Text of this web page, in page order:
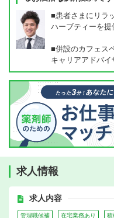
■患者さまにリラ
ハーブティーを提
■併設のカフェス
キャリアアドバ
求人情報
求人内容
管理職候補 在宅業務あり 積